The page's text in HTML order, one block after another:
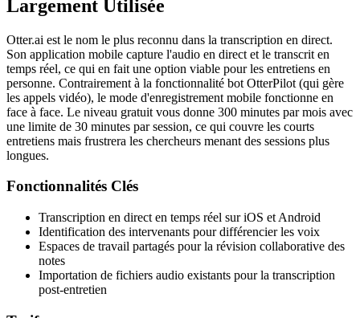
Largement Utilisée
Otter.ai est le nom le plus reconnu dans la transcription en direct.
Son application mobile capture l'audio en direct et le transcrit en
temps réel, ce qui en fait une option viable pour les entretiens en
personne. Contrairement à la fonctionnalité bot OtterPilot (qui gère
les appels vidéo), le mode d'enregistrement mobile fonctionne en
face à face. Le niveau gratuit vous donne 300 minutes par mois avec
une limite de 30 minutes par session, ce qui couvre les courts
entretiens mais frustrera les chercheurs menant des sessions plus
longues.
Fonctionnalités Clés
Transcription en direct en temps réel sur iOS et Android
Identification des intervenants pour différencier les voix
Espaces de travail partagés pour la révision collaborative des
notes
Importation de fichiers audio existants pour la transcription
post-entretien